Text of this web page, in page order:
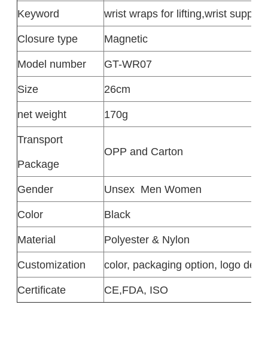
Keyword
wrist wraps for lifting,wrist
Closure type
Magnetic
Model number
GT-WR07
Size
26cm
net weight
170g
Transport
Package
OPP and Carton
Gender Unsex Men Women
Color
Black
Material
Polyester & Nylon
Customization
color, packaging option, logo
Certificate
CE,FDA, ISO